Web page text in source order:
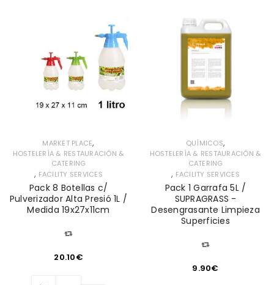
MARKET PLACE,
HOSTELERÍA & RESTAURACIÓN &
CATERING
, FACILITY SERVICES
Pack 8 Botellas c/
Pulverizador Alta Presió 1L /
Medida 19x27x11cm
20.10€
QUÍMICOS,
HOSTELERÍA & RESTAURACIÓN &
CATERING
, FACILITY SERVICES
Pack 1 Garrafa 5L /
SUPRAGRASS -
Desengrasante Limpieza
Superficies
9.90€